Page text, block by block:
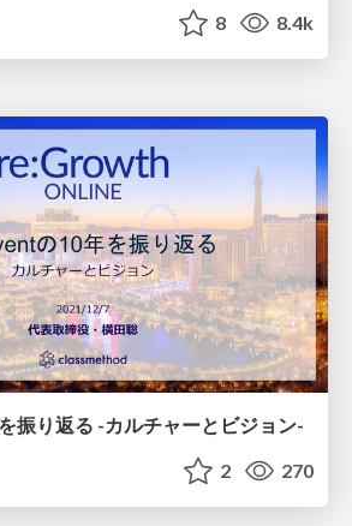
8 8.4k
振り返る -カルチャーとビジョン-
2 270